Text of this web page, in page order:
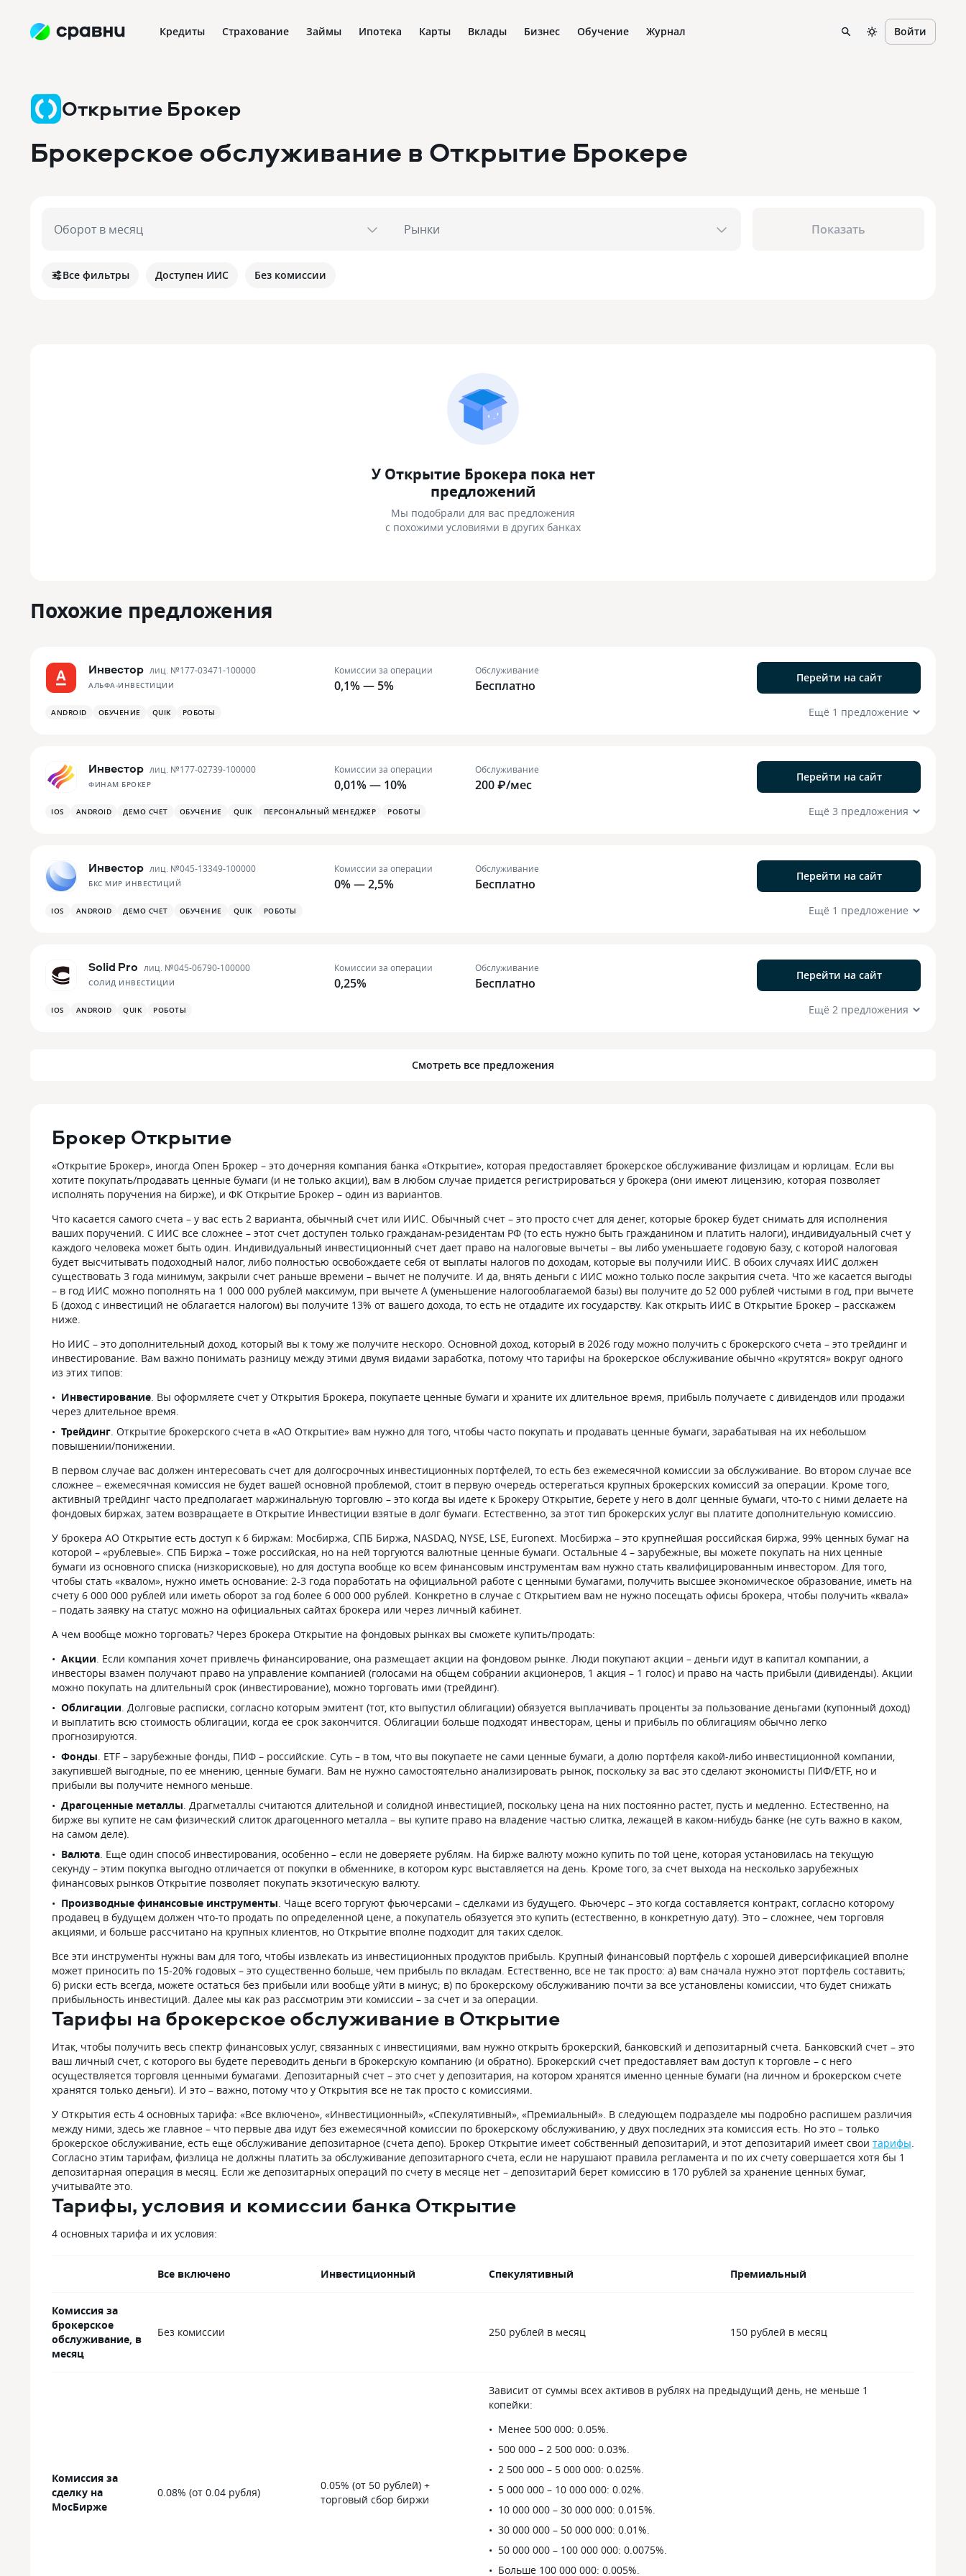
Кредиты Страхование Займы Ипотека Карты Вклады Бизнес Обучение Журнал Войти
Открытие Брокер
Брокерское обслуживание в Открытие Брокере
Оборот в месяц Рынки Показать
Все фильтры Доступен ИИС Без комиссии
У Открытие Брокера пока нет
предложений
Мы подобрали для вас предложения
с похожими условиями в других банках
Похожие предложения
Инвестор лиц. №177-03471-100000
АЛЬФА-ИНВЕСТИЦИИ
Комиссии за операции
0,1% — 5%
Обслуживание
Бесплатно
Перейти на сайт
ANDROID ОБУЧЕНИЕ QUIK РОБОТЫ Ещё 1 предложение
Инвестор лиц. №177-02739-100000
ФИНАМ БРОКЕР
Комиссии за операции
0,01% — 10%
Обслуживание
200 ₽/мес
Перейти на сайт
IOS ANDROID ДЕМО СЧЕТ ОБУЧЕНИЕ QUIK ПЕРСОНАЛЬНЫЙ МЕНЕДЖЕР РОБОТЫ Ещё 3 предложения
Инвестор лиц. №045-13349-100000
БКС МИР ИНВЕСТИЦИЙ
Комиссии за операции
0% — 2,5%
Обслуживание
Бесплатно
Перейти на сайт
IOS ANDROID ДЕМО СЧЕТ ОБУЧЕНИЕ QUIK РОБОТЫ Ещё 1 предложение
Solid Pro лиц. №045-06790-100000
СОЛИД ИНВЕСТИЦИИ
Комиссии за операции
0,25%
Обслуживание
Бесплатно
Перейти на сайт
IOS ANDROID QUIK РОБОТЫ Ещё 2 предложения
Смотреть все предложения
Брокер Открытие
«Открытие Брокер», иногда Опен Брокер – это дочерняя компания банка «Открытие», которая предоставляет брокерское обслуживание физлицам и юрлицам. Если вы
хотите покупать/продавать ценные бумаги (и не только акции), вам в любом случае придется регистрироваться у брокера (они имеют лицензию, которая позволяет
исполнять поручения на бирже), и ФК Открытие Брокер – один из вариантов.
Что касается самого счета – у вас есть 2 варианта, обычный счет или ИИС. Обычный счет – это просто счет для денег, которые брокер будет снимать для исполнения
ваших поручений. С ИИС все сложнее – этот счет доступен только гражданам-резидентам РФ (то есть нужно быть гражданином и платить налоги), индивидуальный счет у
каждого человека может быть один. Индивидуальный инвестиционный счет дает право на налоговые вычеты – вы либо уменьшаете годовую базу, с которой налоговая
будет высчитывать подоходный налог, либо полностью освобождаете себя от выплаты налогов по доходам, которые вы получили ИИС. В обоих случаях ИИС должен
существовать 3 года минимум, закрыли счет раньше времени – вычет не получите. И да, внять деньги с ИИС можно только после закрытия счета. Что же касается выгоды
– в год ИИС можно пополнять на 1 000 000 рублей максимум, при вычете А (уменьшение налогооблагаемой базы) вы получите до 52 000 рублей чистыми в год, при вычете
Б (доход с инвестиций не облагается налогом) вы получите 13% от вашего дохода, то есть не отдадите их государству. Как открыть ИИС в Открытие Брокер – расскажем
ниже.
Но ИИС – это дополнительный доход, который вы к тому же получите нескоро. Основной доход, который в 2026 году можно получить с брокерского счета – это трейдинг и
инвестирование. Вам важно понимать разницу между этими двумя видами заработка, потому что тарифы на брокерское обслуживание обычно «крутятся» вокруг одного
из этих типов:
Инвестирование. Вы оформляете счет у Открытия Брокера, покупаете ценные бумаги и храните их длительное время, прибыль получаете с дивидендов или продажи
через длительное время.
Трейдинг. Открытие брокерского счета в «АО Открытие» вам нужно для того, чтобы часто покупать и продавать ценные бумаги, зарабатывая на их небольшом
повышении/понижении.
В первом случае вас должен интересовать счет для долгосрочных инвестиционных портфелей, то есть без ежемесячной комиссии за обслуживание. Во втором случае все
сложнее – ежемесячная комиссия не будет вашей основной проблемой, стоит в первую очередь остерегаться крупных брокерских комиссий за операции. Кроме того,
активный трейдинг часто предполагает маржинальную торговлю – это когда вы идете к Брокеру Открытие, берете у него в долг ценные бумаги, что-то с ними делаете на
фондовых биржах, затем возвращаете в Открытие Инвестиции взятые в долг бумаги. Естественно, за этот тип брокерских услуг вы платите дополнительную комиссию.
У брокера АО Открытие есть доступ к 6 биржам: Мосбиржа, СПБ Биржа, NASDAQ, NYSE, LSE, Euronext. Мосбиржа – это крупнейшая российская биржа, 99% ценных бумаг на
которой – «рублевые». СПБ Биржа – тоже российская, но на ней торгуются валютные ценные бумаги. Остальные 4 – зарубежные, вы можете покупать на них ценные
бумаги из основного списка (низкорисковые), но для доступа вообще ко всем финансовым инструментам вам нужно стать квалифицированным инвестором. Для того,
чтобы стать «квалом», нужно иметь основание: 2-3 года поработать на официальной работе с ценными бумагами, получить высшее экономическое образование, иметь на
счету 6 000 000 рублей или иметь оборот за год более 6 000 000 рублей. Конкретно в случае с Открытием вам не нужно посещать офисы брокера, чтобы получить «квала»
– подать заявку на статус можно на официальных сайтах брокера или через личный кабинет.
А чем вообще можно торговать? Через брокера Открытие на фондовых рынках вы сможете купить/продать:
Акции. Если компания хочет привлечь финансирование, она размещает акции на фондовом рынке. Люди покупают акции – деньги идут в капитал компании, а
инвесторы взамен получают право на управление компанией (голосами на общем собрании акционеров, 1 акция – 1 голос) и право на часть прибыли (дивиденды). Акции
можно покупать на длительный срок (инвестирование), можно торговать ими (трейдинг).
Облигации. Долговые расписки, согласно которым эмитент (тот, кто выпустил облигации) обязуется выплачивать проценты за пользование деньгами (купонный доход)
и выплатить всю стоимость облигации, когда ее срок закончится. Облигации больше подходят инвесторам, цены и прибыль по облигациям обычно легко
прогнозируются.
Фонды. ETF – зарубежные фонды, ПИФ – российские. Суть – в том, что вы покупаете не сами ценные бумаги, а долю портфеля какой-либо инвестиционной компании,
закупившей выгодные, по ее мнению, ценные бумаги. Вам не нужно самостоятельно анализировать рынок, поскольку за вас это сделают экономисты ПИФ/ETF, но и
прибыли вы получите немного меньше.
Драгоценные металлы. Драгметаллы считаются длительной и солидной инвестицией, поскольку цена на них постоянно растет, пусть и медленно. Естественно, на
бирже вы купите не сам физический слиток драгоценного металла – вы купите право на владение частью слитка, лежащей в каком-нибудь банке (не суть важно в каком,
на самом деле).
Валюта. Еще один способ инвестирования, особенно – если не доверяете рублям. На бирже валюту можно купить по той цене, которая установилась на текущую
секунду – этим покупка выгодно отличается от покупки в обменнике, в котором курс выставляется на день. Кроме того, за счет выхода на несколько зарубежных
финансовых рынков Открытие позволяет покупать экзотическую валюту.
Производные финансовые инструменты. Чаще всего торгуют фьючерсами – сделками из будущего. Фьючерс – это когда составляется контракт, согласно которому
продавец в будущем должен что-то продать по определенной цене, а покупатель обязуется это купить (естественно, в конкретную дату). Это – сложнее, чем торговля
акциями, и больше рассчитано на крупных клиентов, но Открытие вполне подходит для таких сделок.
Все эти инструменты нужны вам для того, чтобы извлекать из инвестиционных продуктов прибыль. Крупный финансовый портфель с хорошей диверсификацией вполне
может приносить по 15-20% годовых – это существенно больше, чем прибыль по вкладам. Естественно, все не так просто: а) вам сначала нужно этот портфель составить;
б) риски есть всегда, можете остаться без прибыли или вообще уйти в минус; в) по брокерскому обслуживанию почти за все установлены комиссии, что будет снижать
прибыльность инвестиций. Далее мы как раз рассмотрим эти комиссии – за счет и за операции.
Тарифы на брокерское обслуживание в Открытие
Итак, чтобы получить весь спектр финансовых услуг, связанных с инвестициями, вам нужно открыть брокерский, банковский и депозитарный счета. Банковский счет – это
ваш личный счет, с которого вы будете переводить деньги в брокерскую компанию (и обратно). Брокерский счет предоставляет вам доступ к торговле – с него
осуществляется торговля ценными бумагами. Депозитарный счет – это счет у депозитария, на котором хранятся именно ценные бумаги (на личном и брокерском счете
хранятся только деньги). И это – важно, потому что у Открытия все не так просто с комиссиями.
У Открытия есть 4 основных тарифа: «Все включено», «Инвестиционный», «Спекулятивный», «Премиальный». В следующем подразделе мы подробно распишем различия
между ними, здесь же главное – что первые два идут без ежемесячной комиссии по брокерскому обслуживанию, у двух последних эта комиссия есть. Но это – только
брокерское обслуживание, есть еще обслуживание депозитарное (счета депо). Брокер Открытие имеет собственный депозитарий, и этот депозитарий имеет свои тарифы.
Согласно этим тарифам, физлица не должны платить за обслуживание депозитарного счета, если не нарушают правила регламента и по их счету совершается хотя бы 1
депозитарная операция в месяц. Если же депозитарных операций по счету в месяце нет – депозитарий берет комиссию в 170 рублей за хранение ценных бумаг,
учитывайте это.
Тарифы, условия и комиссии банка Открытие
4 основных тарифа и их условия:
Все включено Инвестиционный Спекулятивный Премиальный
Комиссия за
брокерское
обслуживание, в
месяц
Без комиссии 250 рублей в месяц 150 рублей в месяц
Комиссия за
сделку на
МосБирже
0.08% (от 0.04 рубля)
0.05% (от 50 рублей) +
торговый сбор биржи
Зависит от суммы всех активов в рублях на предыдущий день, не меньше 1
копейки:
Менее 500 000: 0.05%.
500 000 – 2 500 000: 0.03%.
2 500 000 – 5 000 000: 0.025%.
5 000 000 – 10 000 000: 0.02%.
10 000 000 – 30 000 000: 0.015%.
30 000 000 – 50 000 000: 0.01%.
50 000 000 – 100 000 000: 0.0075%.
Больше 100 000 000: 0.005%.